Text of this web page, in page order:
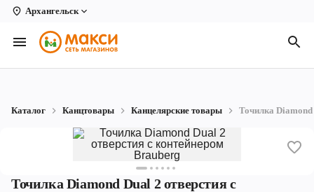
Архангельск
Вологда
Архангельск
Коряжма
Каталог Канцтовары Канцелярские товары Точилка Diamond
Точилка Diamond Dual 2 отверстия с